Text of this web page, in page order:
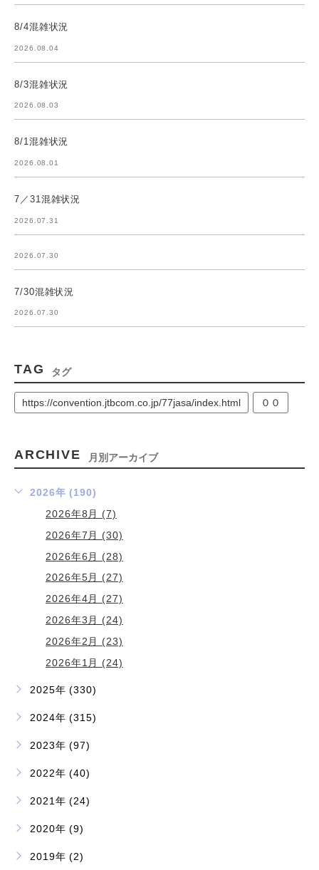
8/4混雑状況
2026.08.04
8/3混雑状況
2026.08.03
8/1混雑状況
2026.08.01
7／31混雑状況
2026.07.31
2026.07.30
7/30混雑状況
2026.07.30
TAG タグ
https://convention.jtbcom.co.jp/77jasa/index.html ００
ARCHIVE 月別アーカイブ
2026年 (190)
2026年8月 (7)
2026年7月 (30)
2026年6月 (28)
2026年5月 (27)
2026年4月 (27)
2026年3月 (24)
2026年2月 (23)
2026年1月 (24)
2025年 (330)
2024年 (315)
2023年 (97)
2022年 (40)
2021年 (24)
2020年 (9)
2019年 (2)